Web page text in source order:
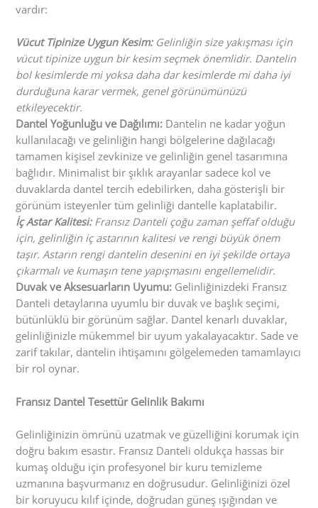
vardır:
Vücut Tipinize Uygun Kesim:Gelinliğin size yakışması için
vücut tipinize uygun bir kesim seçmek önemlidir. Dantelin
bol kesimlerde mi yoksa daha dar kesimlerde mi daha iyi
durduğuna karar vermek, genel görünümünüzü
etkileyecektir.
Dantel Yoğunluğu ve Dağılımı: Dantelin ne kadar yoğun
kullanılacağı ve gelinliğin hangi bölgelerine dağılacağı
tamamen kişisel zevkinize ve gelinliğin genel tasarımına
bağlıdır. Minimalist bir şıklık arayanlar sadece kol ve
duvaklarda dantel tercih edebilirken, daha gösterişli bir
görünüm isteyenler tüm gelinliği dantelle kaplatabilir.
İç Astar Kalitesi:Fransız Danteli çoğu zaman şeffaf olduğu
için, gelinliğin iç astarının kalitesi ve rengi büyük önem
taşır. Astarın rengi dantelin desenini en iyi şekilde ortaya
çıkarmalı ve kumaşın tene yapışmasını engellemelidir.
Duvak ve Aksesuarların Uyumu: Gelinliğinizdeki Fransız
Danteli detaylarına uyumlu bir duvak ve başlık seçimi,
bütünlüklü bir görünüm sağlar. Dantel kenarlı duvaklar,
gelinliğinizle mükemmel bir uyum yakalayacaktır. Sade ve
zarif takılar, dantelin ihtişamını gölgelemeden tamamlayıcı
bir rol oynar.
Fransız Dantel Tesettür Gelinlik Bakımı
Gelinliğinizin ömrünü uzatmak ve güzelliğini korumak için
doğru bakım esastır. Fransız Danteli oldukça hassas bir
kumaş olduğu için profesyonel bir kuru temizleme
uzmanına başvurmanız en doğrusudur. Gelinliğinizi özel
bir koruyucu kılıf içinde, doğrudan güneş ışığından ve